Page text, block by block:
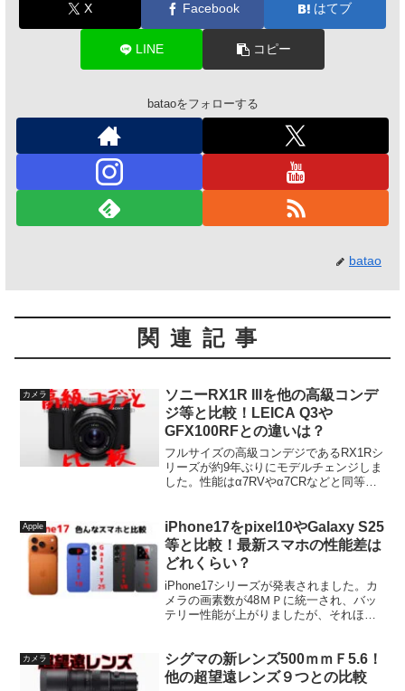
X Facebook はてブ
LINE コピー
bataoをフォローする
batao
関連記事
カメラ
ソニーRX1R IIIを他の高級コンデ
ジ等と比較！LEICA Q3や
GFX100RFとの違いは？
フルサイズの高級コンデジであるRX1Rシ
リーズが約9年ぶりにモデルチェンジしま
した。性能はα7RVやα7CRなどと同等ク
万円と大幅に上がっているので、他の高
級コンデジ...
Apple
iPhone17をpixel10やGalaxy S25
等と比較！最新スマホの性能差は
どれくらい？
iPhone17シリーズが発表されました。カ
メラの画素数が48ＭＰに統一され、バッ
テリー性能が上がりましたが、それほど
代わりに同容量だと安くなっており、pro
モデルは5...
カメラ
シグマの新レンズ500ｍｍＦ5.6！
他の超望遠レンズ９つとの比較